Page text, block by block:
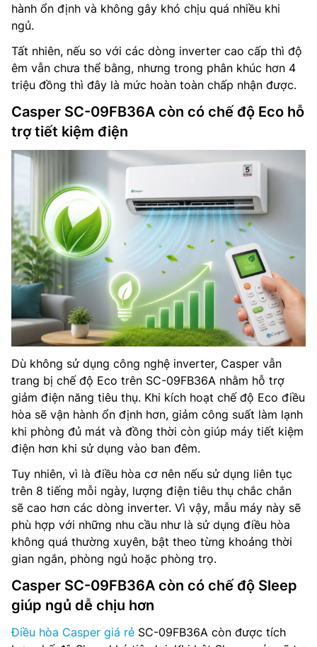
hành ổn định và không gây khó chịu quá nhiều khi
ngủ.
Tất nhiên, nếu so với các dòng inverter cao cấp thì độ
êm vẫn chưa thể bằng, nhưng trong phân khúc hơn 4
triệu đồng thì đây là mức hoàn toàn chấp nhận được.
Casper SC-09FB36A còn có chế độ Eco hỗ
trợ tiết kiệm điện
Dù không sử dụng công nghệ inverter, Casper vẫn
trang bị chế độ Eco trên SC-09FB36A nhằm hỗ trợ
giảm điện năng tiêu thụ. Khi kích hoạt chế độ Eco điều
hòa sẽ vận hành ổn định hơn, giảm công suất làm lạnh
khi phòng đủ mát và đồng thời còn giúp máy tiết kiệm
điện hơn khi sử dụng vào ban đêm.
Tuy nhiên, vì là điều hòa cơ nên nếu sử dụng liên tục
trên 8 tiếng mỗi ngày, lượng điện tiêu thụ chắc chắn
sẽ cao hơn các dòng inverter. Vì vậy, mẫu máy này sẽ
phù hợp với những nhu cầu như là sử dụng điều hòa
không quá thường xuyên, bật theo từng khoảng thời
gian ngắn, phòng ngủ hoặc phòng trọ.
Casper SC-09FB36A còn có chế độ Sleep
giúp ngủ dễ chịu hơn
Điều hòa Casper giá rẻ SC-09FB36A còn được tích